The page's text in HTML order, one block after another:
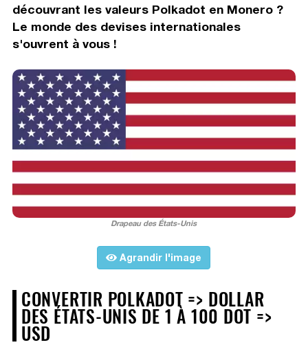
découvrant les valeurs Polkadot en Monero ?
Le monde des devises internationales
s'ouvrent à vous !
Drapeau des États-Unis
Agrandir l'image
CONVERTIR POLKADOT => DOLLAR
DES ÉTATS-UNIS DE 1 À 100 DOT =>
USD